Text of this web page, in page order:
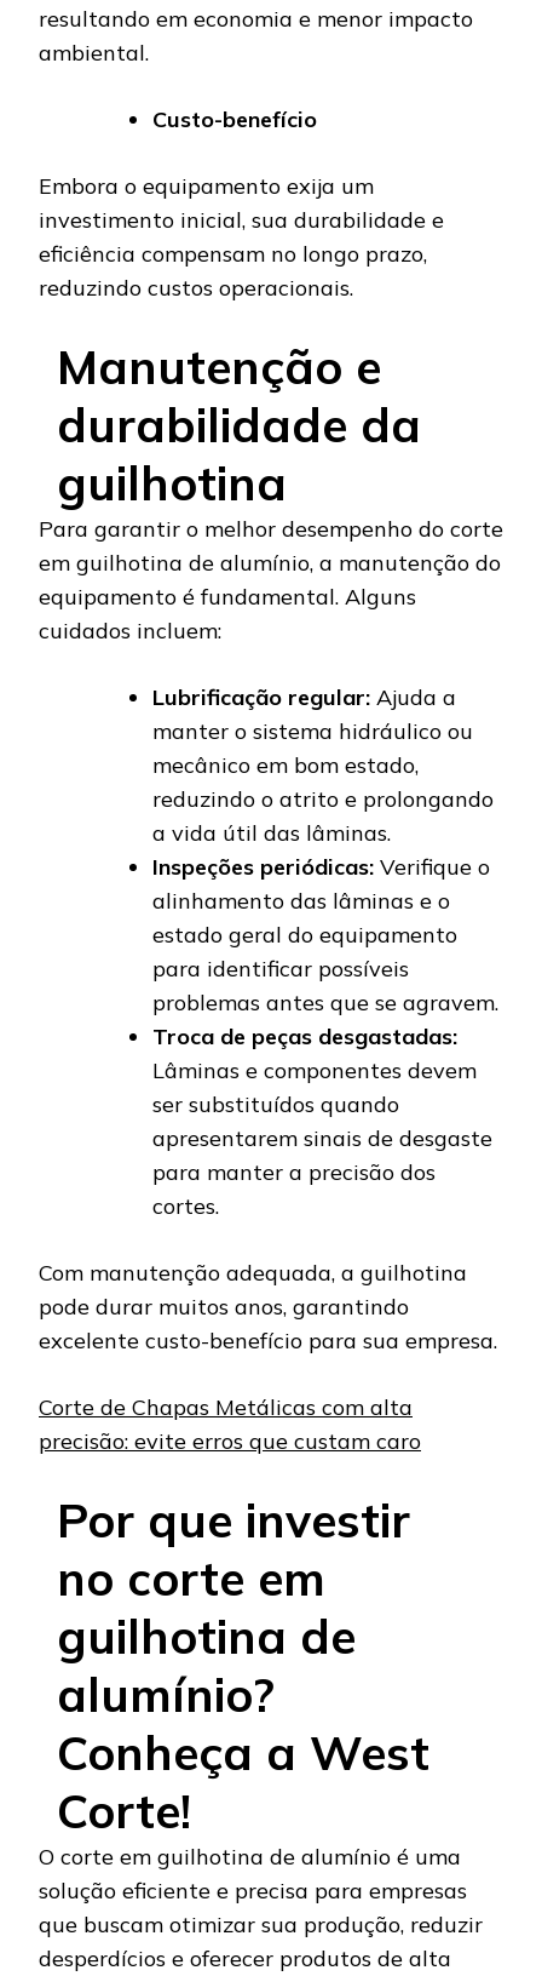
resultando em economia e menor impacto
ambiental.
Custo-benefício
Embora o equipamento exija um
investimento inicial, sua durabilidade e
eficiência compensam no longo prazo,
reduzindo custos operacionais.
Manutenção e
durabilidade da
guilhotina
Para garantir o melhor desempenho do corte
em guilhotina de alumínio, a manutenção do
equipamento é fundamental. Alguns
cuidados incluem:
Lubrificação regular: Ajuda a
manter o sistema hidráulico ou
mecânico em bom estado,
reduzindo o atrito e prolongando
a vida útil das lâminas.
Inspeções periódicas: Verifique o
alinhamento das lâminas e o
estado geral do equipamento
para identificar possíveis
problemas antes que se agravem.
Troca de peças desgastadas:
Lâminas e componentes devem
ser substituídos quando
apresentarem sinais de desgaste
para manter a precisão dos
cortes.
Com manutenção adequada, a guilhotina
pode durar muitos anos, garantindo
excelente custo-benefício para sua empresa.
Corte de Chapas Metálicas com alta
precisão: evite erros que custam caro
Por que investir
no corte em
guilhotina de
alumínio?
Conheça a West
Corte!
O corte em guilhotina de alumínio é uma
solução eficiente e precisa para empresas
que buscam otimizar sua produção, reduzir
desperdícios e oferecer produtos de alta